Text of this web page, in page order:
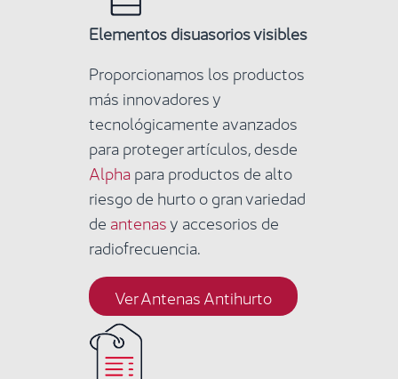
Elementos disuasorios visibles
Proporcionamos los productos
más innovadores y
tecnológicamente avanzados
para proteger artículos, desde
Alphapara productos de alto
riesgo de hurto o gran variedad
de antenasy accesorios de
radiofrecuencia.
Ver Antenas Antihurto